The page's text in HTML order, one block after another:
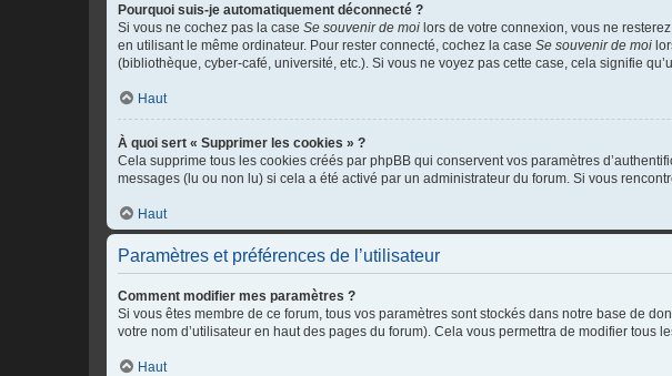
Pourquoi suis-je automatiquement déconnecté ?
Si vous ne cochez pas la case Se souvenir de moi lors de votre connexion, vous ne
en utilisant le même ordinateur. Pour rester connecté, cochez la case Se souvenir de moi
(bibliothèque, cyber-café, université, etc.). Si vous ne voyez pas cette case, cela signifie
Haut
À quoi sert « Supprimer les cookies » ?
Cela supprime tous les cookies créés par phpBB qui conservent vos paramètres
messages (lu ou non lu) si cela a été activé par un administrateur du forum. Si vous
Haut
Paramètres et préférences de l’utilisateur
Comment modifier mes paramètres ?
Si vous êtes membre de ce forum, tous vos paramètres sont stockés dans notre base de
votre nom d’utilisateur en haut des pages du forum). Cela vous permettra de modifier tous
Haut